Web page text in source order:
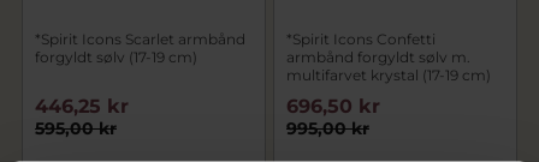
*Spirit Icons Scarlet armbånd
forgyldt sølv (17-19 cm)
595,00 kr
446,25 kr
*Spirit Icons Confetti
armbånd forgyldt sølv m.
multifarvet krystal (17-19 cm)
995,00 kr
696,50 kr